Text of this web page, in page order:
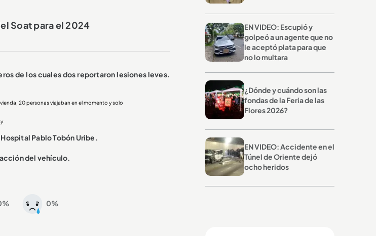
Soat para el 2024
de los cuales dos reportaron lesiones leves.
20 personas viajaban en el momento y solo
Pablo Tobón Uribe.
del vehículo.
0%
EN VIDEO: Escupió y
golpeó a un agente que no
le aceptó plata para que
no lo multara
¿Dónde y cuándo son las
fondas de la Feria de las
Flores 2026?
EN VIDEO: Accidente en el
Túnel de Oriente dejó
ocho heridos